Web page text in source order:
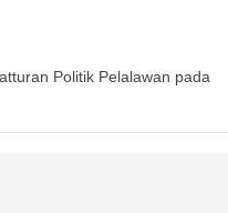
Politik Pelalawan pada